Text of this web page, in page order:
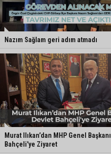
Nazım Sağlam geri adım atmadı
Murat Ilıkan’dan MHP Genel Başkanı
Bahçeli'ye Ziyaret